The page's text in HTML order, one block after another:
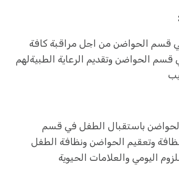
قسم الحواضن من اجل مراقبة كافة
قسم الحواضن وتقديم الرعاية الطبيةلهم
باستقبال الطفل في قسم
وتعقيم الحواضن ونظافة الطفل
اليومي والعلامات الحيوية